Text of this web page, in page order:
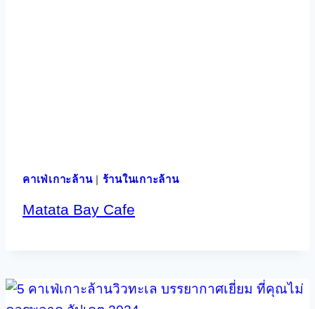
คาเฟ่เกาะล้าน| ร้านในเกาะล้าน
Matata Bay Cafe